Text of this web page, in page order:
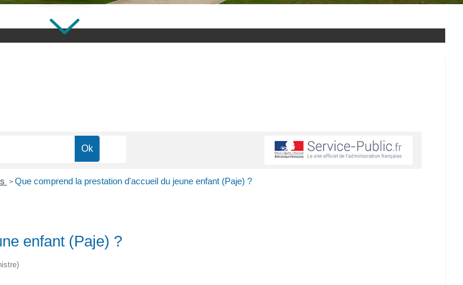
> Que comprend la prestation d'accueil du jeune enfant (Paje) ?
enfant (Paje) ?